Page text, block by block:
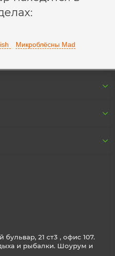
Микроблёсны Mad
21 ст3 , офис 107.
и рыбалки. Шоурум и